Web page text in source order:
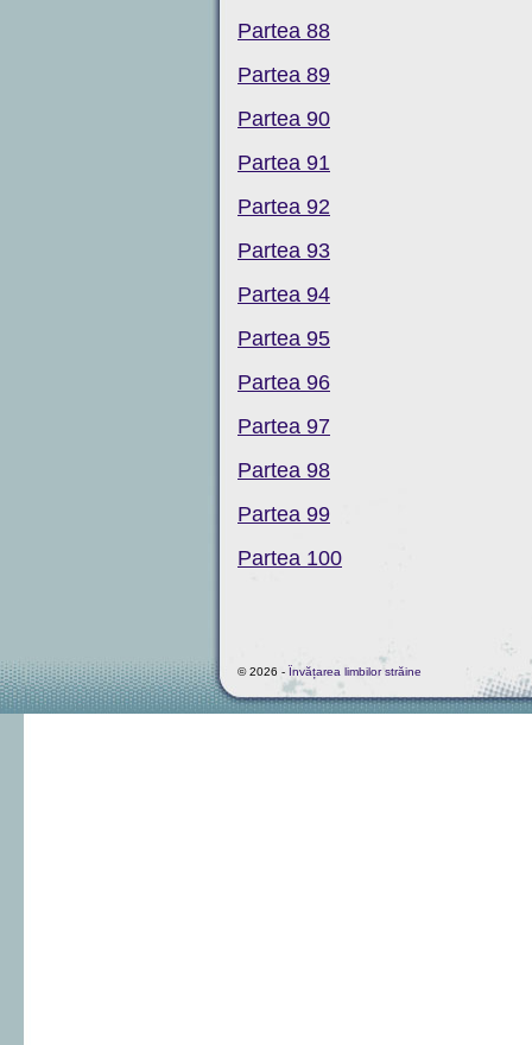
Partea 88
Partea 89
Partea 90
Partea 91
Partea 92
Partea 93
Partea 94
Partea 95
Partea 96
Partea 97
Partea 98
Partea 99
Partea 100
© 2026 - Învățarea limbilor străine